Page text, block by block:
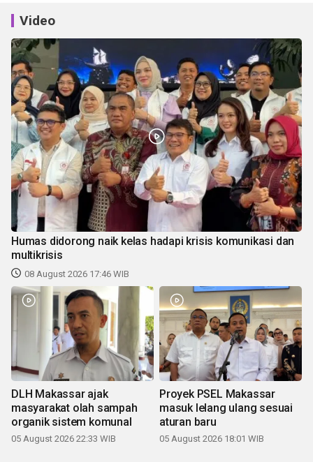
Video
Humas didorong naik kelas hadapi krisis komunikasi dan
multikrisis
08 August 2026 17:46 WIB
DLH Makassar ajak
masyarakat olah sampah
organik sistem komunal
05 August 2026 22:33 WIB
Proyek PSEL Makassar
masuk lelang ulang sesuai
aturan baru
05 August 2026 18:01 WIB